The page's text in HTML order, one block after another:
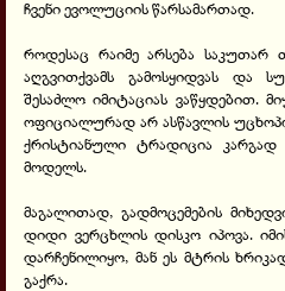
ჩვენი ევოლუციის წარსამართად.
როდესაც რაიმე არსება საკუთარ
აღგვითქვამს გამოსყიდვას და
შესაძლო იმიტაციას ვაწყდებით.
ოფიციალურად არ ასწავლის
ქრისტიანული ტრადიცია
მოდელს.
მაგალითად, გადმოცემების
დიდი ვერცხლის დისკო იპოვა.
დარჩენილიყო, მან ეს მტრის
გაქრა.